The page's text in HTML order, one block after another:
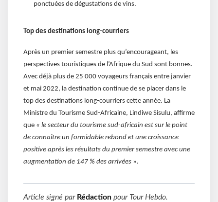
ponctuées de dégustations de vins.
Top des destinations long-courriers
Après un premier semestre plus qu’encourageant, les
perspectives touristiques de l’Afrique du Sud sont bonnes.
Avec déjà plus de 25 000 voyageurs français entre janvier
et mai 2022, la destination continue de se placer dans le
top des destinations long-courriers cette année. La
Ministre du Tourisme Sud-Africaine, Lindiwe Sisulu, affirme
que « le secteur du tourisme sud-africain est sur le point
de connaître un formidable rebond et une croissance
positive après les résultats du premier semestre avec une
augmentation de 147 % des arrivées ».
Article signé par Rédaction pour Tour Hebdo.